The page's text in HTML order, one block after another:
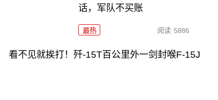
话，军队不买账
最热 阅读 5886
看不见就挨打！歼-15T百公里外一剑封喉F-15J